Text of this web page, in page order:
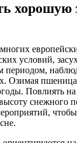
хорошую
условий,
Озимая пшеница
Повлиять на
снежного